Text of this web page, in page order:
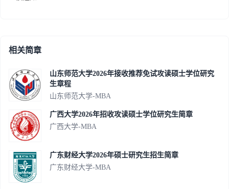
相关简章
山东师范大学2026年接收推荐免试攻读硕士学位研究
生章程
山东师范大学-MBA
广西大学2026年招收攻读硕士学位研究生简章
广西大学-MBA
广东财经大学2026年硕士研究生招生简章
广东财经大学-MBA